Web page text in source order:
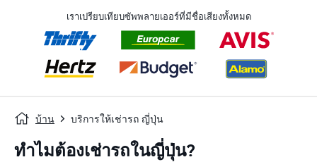
เราเปรียบเทียบซัพพลายเออร์ที่มีชื่อเสียงทั้งหมด
บ้าน บริการให้เช่ารถ ญี่ปุ่น
ทำไมต้องเช่ารถในญี่ปุ่น?